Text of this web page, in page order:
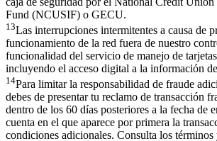
Fund (NCUSIF) o GECU.
13Las interrupciones intermitentes a causa de
funcionamiento de la red fuera de nuestro
funcionalidad del servicio de manejo de
incluyendo el acceso digital a la información
14Para limitar la responsabilidad de fraude
debes de presentar tu reclamo de transacción
dentro de los 60 días posteriores a la fecha de
cuenta en el que aparece por primera la
condiciones adicionales. Consulta los